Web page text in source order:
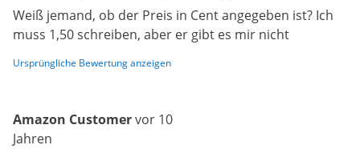
Weiß jemand, ob der Preis in Cent angegeben ist? Ich
muss 1,50 schreiben, aber er gibt es mir nicht
Ursprüngliche Bewertung anzeigen
Amazon Customervor 10
Jahren